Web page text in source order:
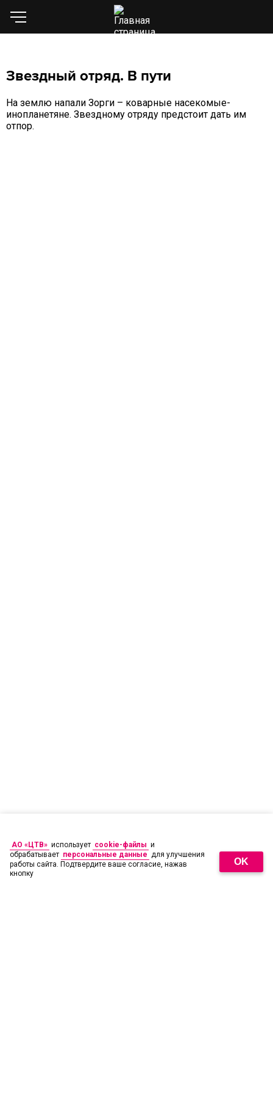
Звездный отряд. В пути
На землю напали Зорги – коварные насекомые-
инопланетяне. Звездному отряду предстоит дать им
отпор.
АО «ЦТВ» использует cookie-файлы и
обрабатывает персональные данные для улучшения
работы сайта. Подтвердите ваше согласие, нажав
кнопку
OK